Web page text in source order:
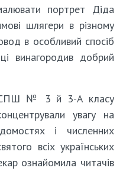
портрет Діда
шлягери в різному
в особливий спосіб
винагородив добрий
СПШ № 3 й 3-А класу
увагу на
і численних
всіх українських
ознайомила читачів